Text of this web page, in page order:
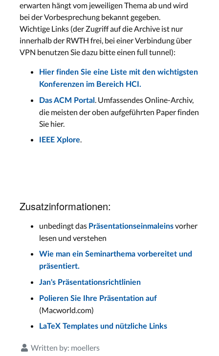
erwarten hängt vom jeweiligen Thema ab und wird
bei der Vorbesprechung bekannt gegeben.
Wichtige Links (der Zugriff auf die Archive ist nur
innerhalb der RWTH frei, bei einer Verbindung über
VPN benutzen Sie dazu bitte einen full tunnel):
Hier finden Sie eine Liste mit den wichtigsten
Konferenzen im Bereich HCI.
Das ACM Portal . Umfassendes Online-Archiv,
die meisten der oben aufgeführten Paper finden
Sie hier.
IEEE Xplore.
Zusatzinformationen:
unbedingt das Präsentationseinmaleinsvorher
lesen und verstehen
Wie man ein Seminarthema vorbereitet und
präsentiert.
Jan's Präsentationsrichtlinien
Polieren Sie Ihre Präsentation auf
(Macworld.com)
LaTeX Templates und nützliche Links
Written by: moellers